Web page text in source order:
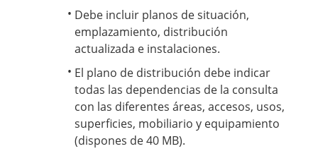
Debe incluir planos de situación,
emplazamiento, distribución
actualizada e instalaciones.
El plano de distribución debe indicar
todas las dependencias de la consulta
con las diferentes áreas, accesos, usos,
superficies, mobiliario y equipamiento
(dispones de 40 MB).